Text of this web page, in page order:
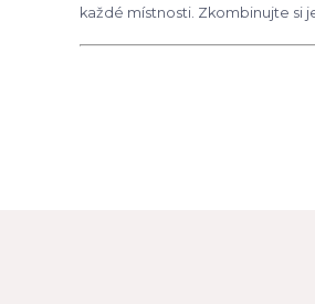
každé místnosti. Zkombinujte si